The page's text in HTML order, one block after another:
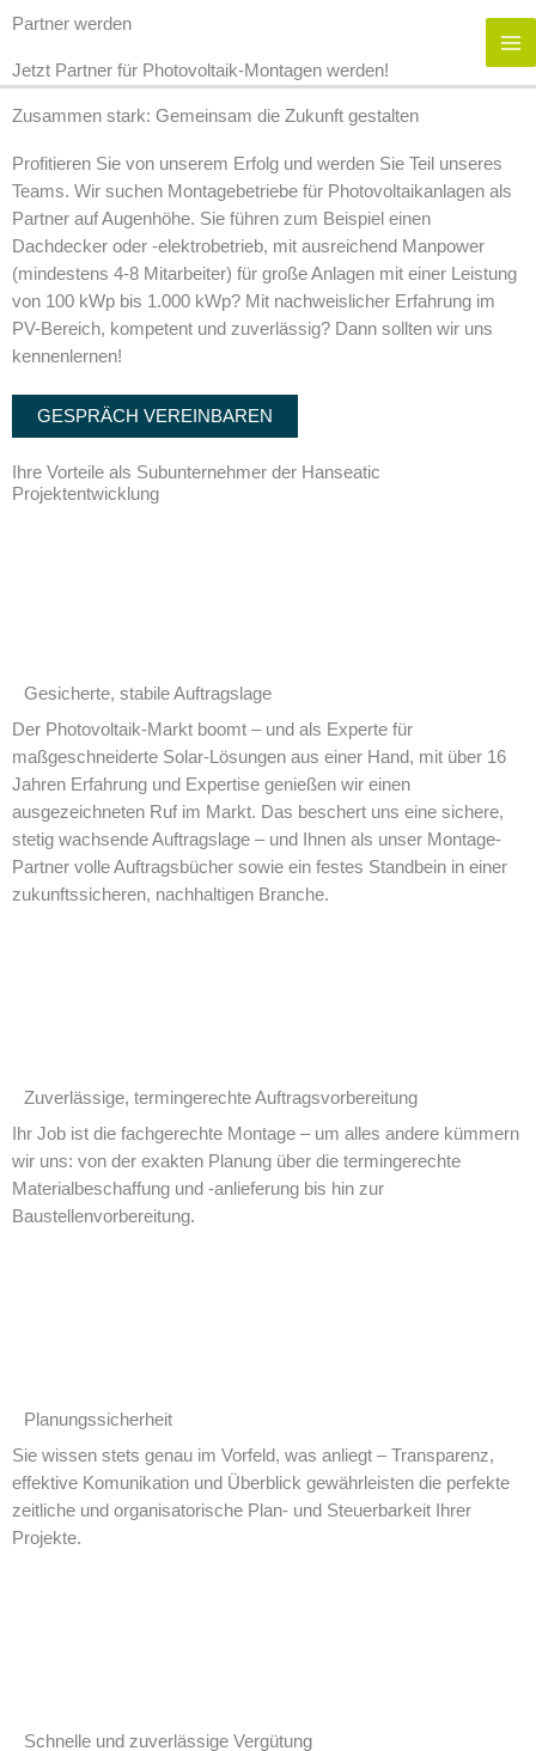
springen
Partner werden
Jetzt Partner für Photovoltaik-Montagen werden!
Zusammen stark: Gemeinsam die Zukunft gestalten
Profitieren Sie von unserem Erfolg und werden Sie Teil unseres
Teams. Wir suchen Montagebetriebe für Photovoltaikanlagen als
Partner auf Augenhöhe. Sie führen zum Beispiel einen
Dachdecker oder -elektrobetrieb, mit ausreichend Manpower
(mindestens 4-8 Mitarbeiter) für große Anlagen mit einer Leistung
von 100 kWp bis 1.000 kWp? Mit nachweislicher Erfahrung im
PV-Bereich, kompetent und zuverlässig? Dann sollten wir uns
kennenlernen!
GESPRÄCH VEREINBAREN
Ihre Vorteile als Subunternehmer der Hanseatic
Projektentwicklung
Gesicherte, stabile Auftragslage
Der Photovoltaik-Markt boomt – und als Experte für
maßgeschneiderte Solar-Lösungen aus einer Hand, mit über 16
Jahren Erfahrung und Expertise genießen wir einen
ausgezeichneten Ruf im Markt. Das beschert uns eine sichere,
stetig wachsende Auftragslage – und Ihnen als unser Montage-
Partner volle Auftragsbücher sowie ein festes Standbein in einer
zukunftssicheren, nachhaltigen Branche.
Zuverlässige, termingerechte Auftragsvorbereitung
Ihr Job ist die fachgerechte Montage – um alles andere kümmern
wir uns: von der exakten Planung über die termingerechte
Materialbeschaffung und -anlieferung bis hin zur
Baustellenvorbereitung.
Planungssicherheit​
Sie wissen stets genau im Vorfeld, was anliegt – Transparenz,
effektive Komunikation und Überblick gewährleisten die perfekte
zeitliche und organisatorische Plan- und Steuerbarkeit Ihrer
Projekte.
Schnelle und zuverlässige Vergütung​